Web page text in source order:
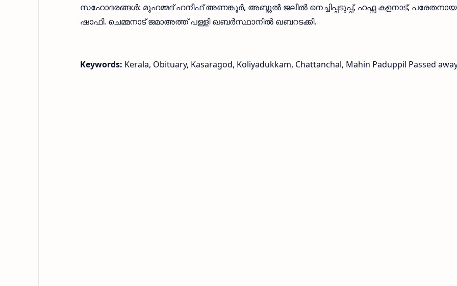
സഹോദരങ്ങൾ: മുഹമ്മദ് ഹനീഫ് അണങ്കൂർ, അബ്ദുൽ ജലീൽ നെച്ചിപ്പടുപ്പ്, ഹഫ്സ കളനാട്, പരേതനായ
ഷാഫി. ചെമ്മനാട് ജമാഅത്ത് പള്ളി ഖബർസ്ഥാനിൽ ഖബറടക്കി.
Keywords: Kerala, Obituary, Kasaragod, Koliyadukkam, Chattanchal, Mahin Paduppil Passed